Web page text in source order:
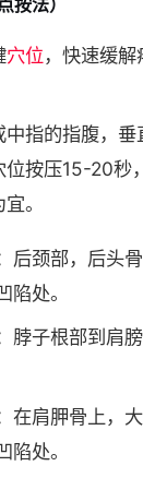
按法）
穴位，快速缓解
中指的指腹，垂
按压15-20秒
。
后颈部，后头
陷处。
脖子根部到肩
在肩胛骨上，
陷处。